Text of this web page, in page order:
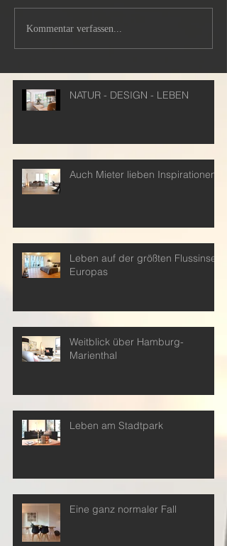
Kommentar verfassen...
NATUR - DESIGN - LEBEN
Auch Mieter lieben Inspirationen
Leben auf der größten Flussinsel
Europas
Weitblick über Hamburg-
Marienthal
Leben am Stadtpark
Eine ganz normaler Fall